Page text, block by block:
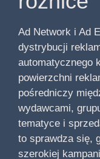
Ad Network i Ad
dystrybucji
automatycznego
powierzchni
pośredniczy
wydawcami,
tematyce i
to sprawdza się,
szerokiej